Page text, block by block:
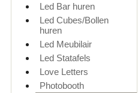
Led Bar huren
Led Cubes/Bollen
huren
Led Meubilair
Led Statafels
Love Letters
Photobooth